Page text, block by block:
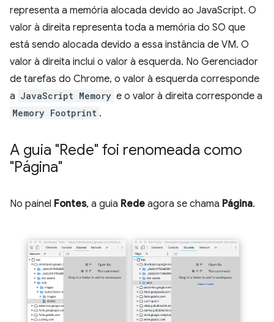
representa a memória alocada devido ao JavaScript. O
valor à direita representa toda a memória do SO que
está sendo alocada devido a essa instância de VM. O
valor à direita inclui o valor à esquerda. No Gerenciador
de tarefas do Chrome, o valor à esquerda corresponde
a JavaScript Memory e o valor à direita corresponde a
Memory Footprint .
A guia "Rede" foi renomeada como
"Página"
No painel Fontes, a guia Rede agora se chama Página.